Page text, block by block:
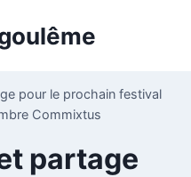
pour le prochain festival
Commixtus
partage